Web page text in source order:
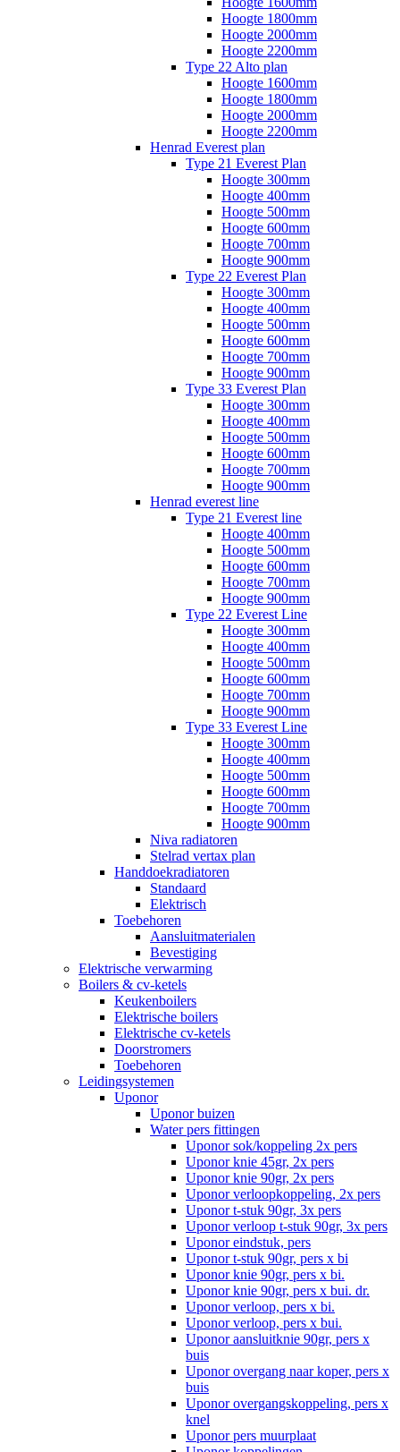
Hoogte 1800mm
Hoogte 2000mm
Hoogte 2200mm
Type 22 Alto plan
Hoogte 1600mm
Hoogte 1800mm
Hoogte 2000mm
Hoogte 2200mm
Henrad Everest plan
Type 21 Everest Plan
Hoogte 300mm
Hoogte 400mm
Hoogte 500mm
Hoogte 600mm
Hoogte 700mm
Hoogte 900mm
Type 22 Everest Plan
Hoogte 300mm
Hoogte 400mm
Hoogte 500mm
Hoogte 600mm
Hoogte 700mm
Hoogte 900mm
Type 33 Everest Plan
Hoogte 300mm
Hoogte 400mm
Hoogte 500mm
Hoogte 600mm
Hoogte 700mm
Hoogte 900mm
Henrad everest line
Type 21 Everest line
Hoogte 400mm
Hoogte 500mm
Hoogte 600mm
Hoogte 700mm
Hoogte 900mm
Type 22 Everest Line
Hoogte 300mm
Hoogte 400mm
Hoogte 500mm
Hoogte 600mm
Hoogte 700mm
Hoogte 900mm
Type 33 Everest Line
Hoogte 300mm
Hoogte 400mm
Hoogte 500mm
Hoogte 600mm
Hoogte 700mm
Hoogte 900mm
Niva radiatoren
Stelrad vertax plan
Handdoekradiatoren
Standaard
Elektrisch
Toebehoren
Aansluitmaterialen
Bevestiging
Elektrische verwarming
Boilers & cv-ketels
Keukenboilers
Elektrische boilers
Elektrische cv-ketels
Doorstromers
Toebehoren
Leidingsystemen
Uponor
Uponor buizen
Water pers fittingen
Uponor sok/koppeling 2x pers
Uponor knie 45gr, 2x pers
Uponor knie 90gr, 2x pers
Uponor verloopkoppeling, 2x pers
Uponor t-stuk 90gr, 3x pers
Uponor verloop t-stuk 90gr, 3x pers
Uponor eindstuk, pers
Uponor t-stuk 90gr, pers x bi
Uponor knie 90gr, pers x bi.
Uponor knie 90gr, pers x bui. dr.
Uponor verloop, pers x bi.
Uponor verloop, pers x bui.
Uponor aansluitknie 90gr, pers x
buis
Uponor overgang naar koper, pers x
buis
Uponor overgangskoppeling, pers x
knel
Uponor pers muurplaat